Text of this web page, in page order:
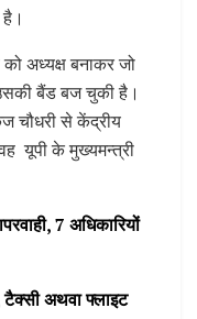
अध्यक्ष बनाकर जो
बैंड बज चुकी है।
चौधरी से केंद्रीय
यूपी के मुख्यमन्त्री
7 अधिकारियों
अथवा फ्लाइट